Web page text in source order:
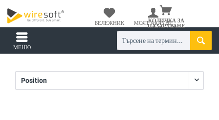
КОЛИЧКА ЗА
ПАЗАРУВАНЕ
БЕЛЕЖНИК МОЯТ АКАУНТ
МЕНЮ